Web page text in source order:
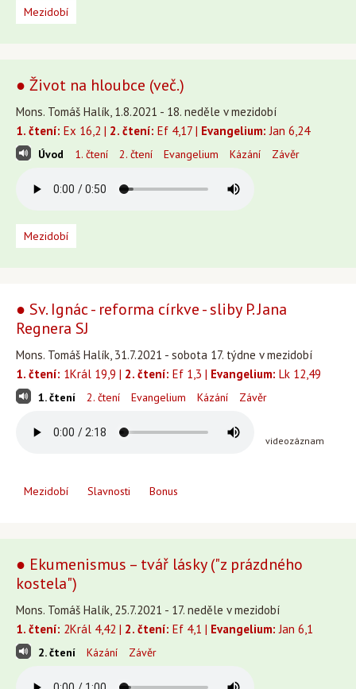
Mezidobí
● Život na hloubce (več.)
Mons. Tomáš Halík, 1.8.2021 - 18. neděle v mezidobí
1. čtení: Ex 16,2 | 2. čtení: Ef 4,17 | Evangelium: Jan 6,24
Úvod 1. čtení 2. čtení Evangelium Kázání Závěr
Mezidobí
● Sv. Ignác - reforma církve - sliby P. Jana
Regnera SJ
Mons. Tomáš Halík, 31.7.2021 - sobota 17. týdne v mezidobí
1. čtení: 1Král 19,9 | 2. čtení: Ef 1,3 | Evangelium: Lk 12,49
1. čtení 2. čtení Evangelium Kázání Závěr
videozáznam
Mezidobí Slavnosti Bonus
● Ekumenismus – tvář lásky ("z prázdného
kostela")
Mons. Tomáš Halík, 25.7.2021 - 17. neděle v mezidobí
1. čtení: 2Král 4,42 | 2. čtení: Ef 4,1 | Evangelium: Jan 6,1
2. čtení Kázání Závěr